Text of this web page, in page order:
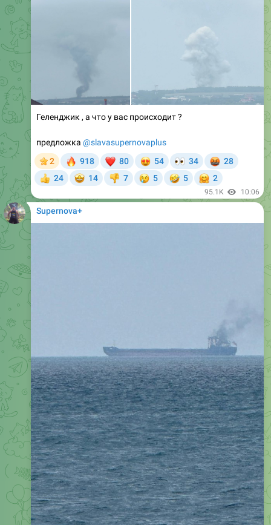
Геленджик , а что у вас происходит ?
предложка @slavasupernovaplus
2
918
❤
80
😍
54
👀
34
🤬
28
24 14
👎
7
😢
5
🤣
5
🤗
2
95.1K 10:06
Supernova+